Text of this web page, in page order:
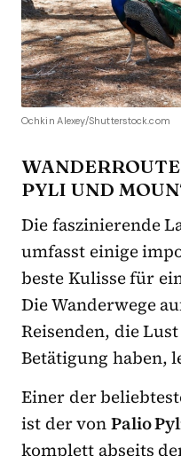
Ochkin Alexey/Shutterstock.com
PYLI UND
Die faszinierende
umfasst einige
beste Kulisse für
Die Wanderwege
Reisenden, die
Betätigung haben,
Einer der
ist der vonPalio
komplett abseits